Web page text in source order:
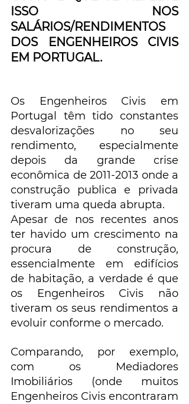
ISSO NOS
SALÁRIOS/RENDIMENTOS
DOS ENGENHEIROS CIVIS
EM PORTUGAL.
Os Engenheiros Civis em
Portugal têm tido constantes
desvalorizações no seu
rendimento, especialmente
depois da grande crise
econômica de 2011-2013 onde a
construção publica e privada
tiveram uma queda abrupta.
Apesar de nos recentes anos
ter havido um crescimento na
procura de construção,
essencialmente em edifícios
de habitação, a verdade é que
os Engenheiros Civis não
tiveram os seus rendimentos a
evoluir conforme o mercado.
Comparando, por exemplo,
com os Mediadores
Imobiliários (onde muitos
Engenheiros Civis encontraram